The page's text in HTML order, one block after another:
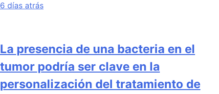
6 días atrás
La presencia de una bacteria en el
tumor podría ser clave en la
personalización del tratamiento de